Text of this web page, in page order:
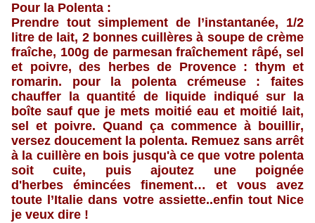
Pour la Polenta :
Prendre tout simplement de l’instantanée, 1/2
litre de lait, 2 bonnes cuillères à soupe de crème
fraîche, 100g de parmesan fraîchement râpé, sel
et poivre, des herbes de Provence : thym et
romarin. pour la polenta crémeuse : faites
chauffer la quantité de liquide indiqué sur la
boîte sauf que je mets moitié eau et moitié lait,
sel et poivre. Quand ça commence à bouillir,
versez doucement la polenta. Remuez sans arrêt
à la cuillère en bois jusqu'à ce que votre polenta
soit cuite,
puis ajoutez une poignée
d'herbes émincées finement… et vous avez
toute l’Italie dans votre assiette..enfin tout Nice
je veux dire !